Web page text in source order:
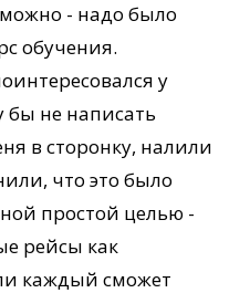
- надо было
обучения.
у
бы не написать
в сторонку, налили
что это было
простой целью -
рейсы как
каждый сможет